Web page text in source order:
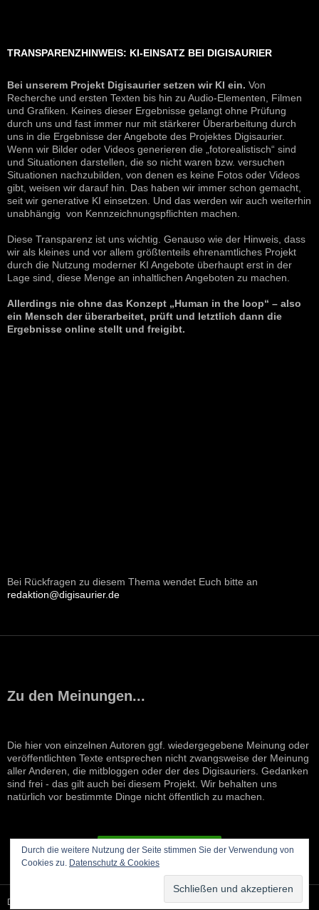
TRANSPARENZHINWEIS: KI-EINSATZ BEI DIGISAURIER
Bei unserem Projekt Digisaurier setzen wir KI ein. Von
Recherche und ersten Texten bis hin zu Audio-Elementen, Filmen
und Grafiken. Keines dieser Ergebnisse gelangt ohne Prüfung
durch uns und fast immer nur mit stärkerer Überarbeitung durch
uns in die Ergebnisse der Angebote des Projektes Digisaurier.
Wenn wir Bilder oder Videos generieren die „fotorealistisch“ sind
und Situationen darstellen, die so nicht waren bzw. versuchen
Situationen nachzubilden, von denen es keine Fotos oder Videos
gibt, weisen wir darauf hin. Das haben wir immer schon gemacht,
seit wir generative KI einsetzen. Und das werden wir auch weiterhin
unabhängig von Kennzeichnungspflichten machen.
Diese Transparenz ist uns wichtig. Genauso wie der Hinweis, dass
wir als kleines und vor allem größtenteils ehrenamtliches Projekt
durch die Nutzung moderner KI Angebote überhaupt erst in der
Lage sind, diese Menge an inhaltlichen Angeboten zu machen.
Allerdings nie ohne das Konzept „Human in the loop“ – also
ein Mensch der überarbeitet, prüft und letztlich dann die
Ergebnisse online stellt und freigibt.
Bei Rückfragen zu diesem Thema wendet Euch bitte an
redaktion@digisaurier.de
Zu den Meinungen...
Die hier von einzelnen Autoren ggf. wiedergegebene Meinung oder
veröffentlichten Texte entsprechen nicht zwangsweise der Meinung
aller Anderen, die mitbloggen oder der des Digisauriers. Gedanken
sind frei - das gilt auch bei diesem Projekt. Wir behalten uns
natürlich vor bestimmte Dinge nicht öffentlich zu machen.
VERTRAG WIDERRUFEN
Durch die weitere Nutzung der Seite stimmen Sie der Verwendung von
Cookies zu. Datenschutz & Cookies
Datenschutzerklärung Stolz präsentiert von WordPress